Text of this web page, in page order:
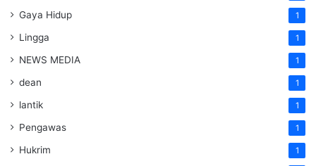
Gaya Hidup 1
Lingga 1
NEWS MEDIA 1
dean 1
lantik 1
Pengawas 1
Hukrim 1